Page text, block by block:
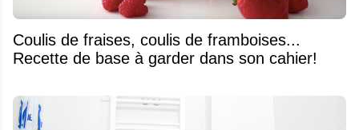
Coulis de fraises, coulis de framboises...
Recette de base à garder dans son cahier!